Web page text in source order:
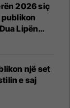
2026 siç
publikon
Lipën
një set
e saj